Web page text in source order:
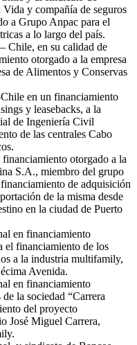
Vida y compañía de seguros
a Grupo Anpac para el
a lo largo del país.
Chile, en su calidad de
otorgado a la empresa
de Alimentos y Conservas
en un financiamiento
y leasebacks, a la
de Ingeniería Civil
de las centrales Cabo
otorgado a la
S.A., miembro del grupo
de adquisición
de la misma desde
en la ciudad de Puerto
en financiamiento
el financiamiento de los
a la industria multifamily,
Avenida.
en financiamiento
la sociedad “Carrera
del proyecto
José Miguel Carrera,